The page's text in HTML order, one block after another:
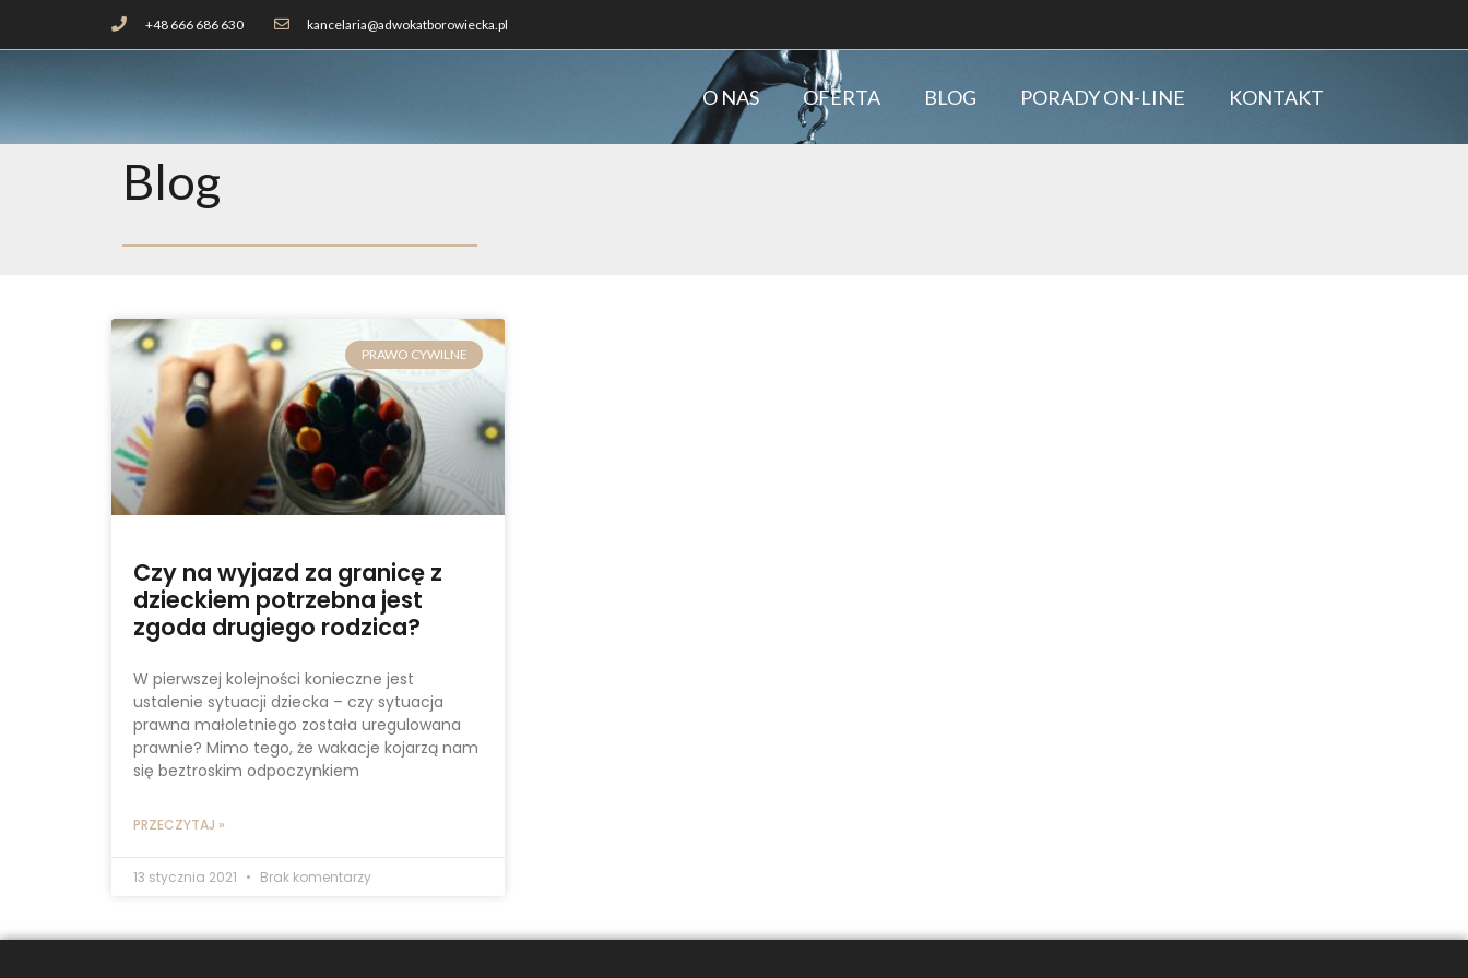
+48 666 686 630 kancelaria@adwokatborowiecka.pl
O NAS OFERTA BLOG PORADY ON-LINE KONTAKT
Blog
PRAWO CYWILNE
Czy na wyjazd za granicę z
dzieckiem potrzebna jest
zgoda drugiego rodzica?
W pierwszej kolejności konieczne jest
ustalenie sytuacji dziecka – czy sytuacja
prawna małoletniego została uregulowana
prawnie? Mimo tego, że wakacje kojarzą nam
się beztroskim odpoczynkiem
PRZECZYTAJ »
13 stycznia 2021 Brak komentarzy